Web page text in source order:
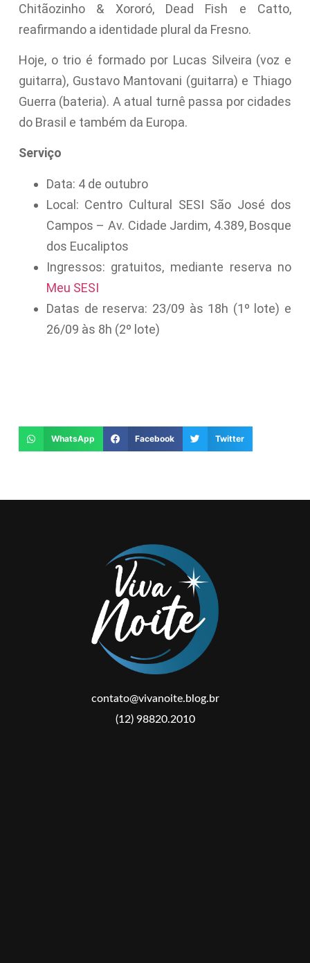
Chitãozinho & Xororó, Dead Fish e Catto,
reafirmando a identidade plural da Fresno.
Hoje, o trio é formado por Lucas Silveira (voz e
guitarra), Gustavo Mantovani (guitarra) e Thiago
Guerra (bateria). A atual turnê passa por cidades
do Brasil e também da Europa.
Serviço
Data: 4 de outubro
Local: Centro Cultural SESI São José dos
Campos – Av. Cidade Jardim, 4.389, Bosque
dos Eucaliptos
Ingressos: gratuitos, mediante reserva no
Meu SESI
Datas de reserva: 23/09 às 18h (1º lote) e
26/09 às 8h (2º lote)
WhatsApp Facebook Twitter
contato@vivanoite.blog.br
(12) 98820.2010